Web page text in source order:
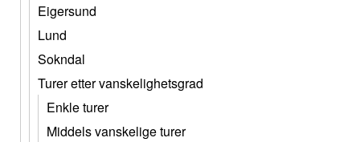
Eigersund
Lund
Sokndal
Turer etter vanskelighetsgrad
Enkle turer
Middels vanskelige turer